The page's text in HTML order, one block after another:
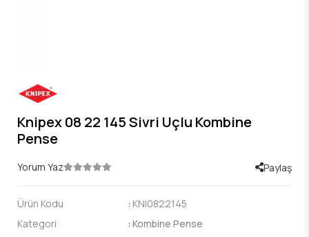
Knipex 08 22 145 Sivri Uçlu Kombine
Pense
Yorum Yaz Paylaş
Ürün Kodu : KNI0822145
Kategori
: Kombine Pense